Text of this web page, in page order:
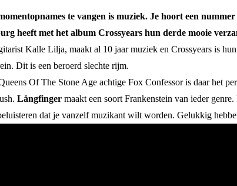
te vangen is muziek. Je hoort een
heeft met het album Crossyears hun derde mooie
Kalle Lilja, maakt al 10 jaar muziek en Crossyears is
Dit is een beroerd slechte rijm.
Of The Stone Age achtige Fox Confessor is daar het
Långfinger maakt een soort Frankenstein van ieder
dat je vanzelf muzikant wilt worden. Gelukkig